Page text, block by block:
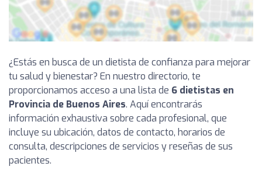
¿Estás en busca de un dietista de confianza para mejorar
tu salud y bienestar? En nuestro directorio, te
proporcionamos acceso a una lista de 6 dietistas en
Provincia de Buenos Aires. Aquí encontrarás
información exhaustiva sobre cada profesional, que
incluye su ubicación, datos de contacto, horarios de
consulta, descripciones de servicios y reseñas de sus
pacientes.